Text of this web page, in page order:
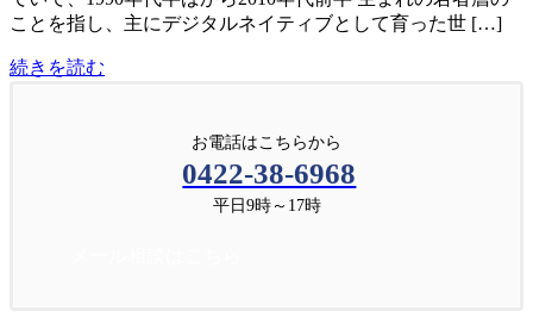
ことを指し、主にデジタルネイティブとして育った世 […]
続きを読む
お電話はこちらから
0422-38-6968
平日9時～17時